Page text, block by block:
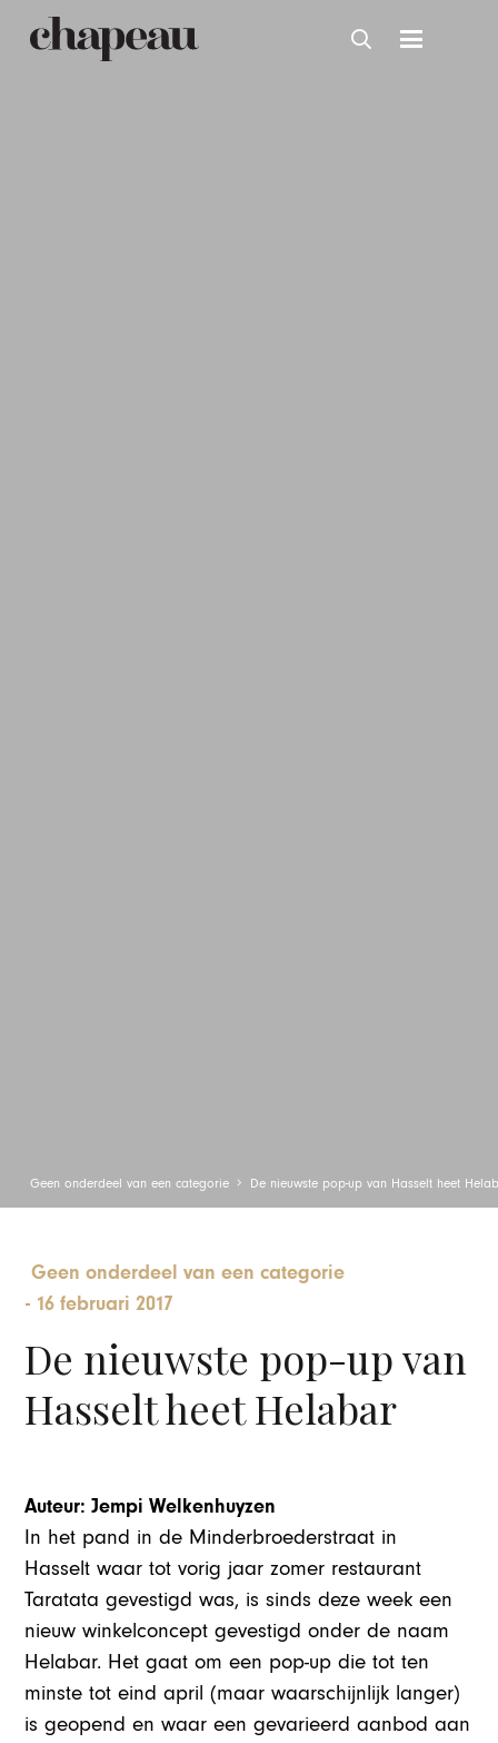
Geen onderdeel van een categorie De nieuwste pop-up van Hasselt heet
Geen onderdeel van een categorie
- 16 februari 2017
De nieuwste pop-up van
Hasselt heet Helabar
Auteur: Jempi Welkenhuyzen
In het pand in de Minderbroederstraat in
Hasselt waar tot vorig jaar zomer restaurant
Taratata gevestigd was, is sinds deze week een
nieuw winkelconcept gevestigd onder de naam
Helabar. Het gaat om een pop-up die tot ten
minste tot eind april (maar waarschijnlijk langer)
is geopend en waar een gevarieerd aanbod aan